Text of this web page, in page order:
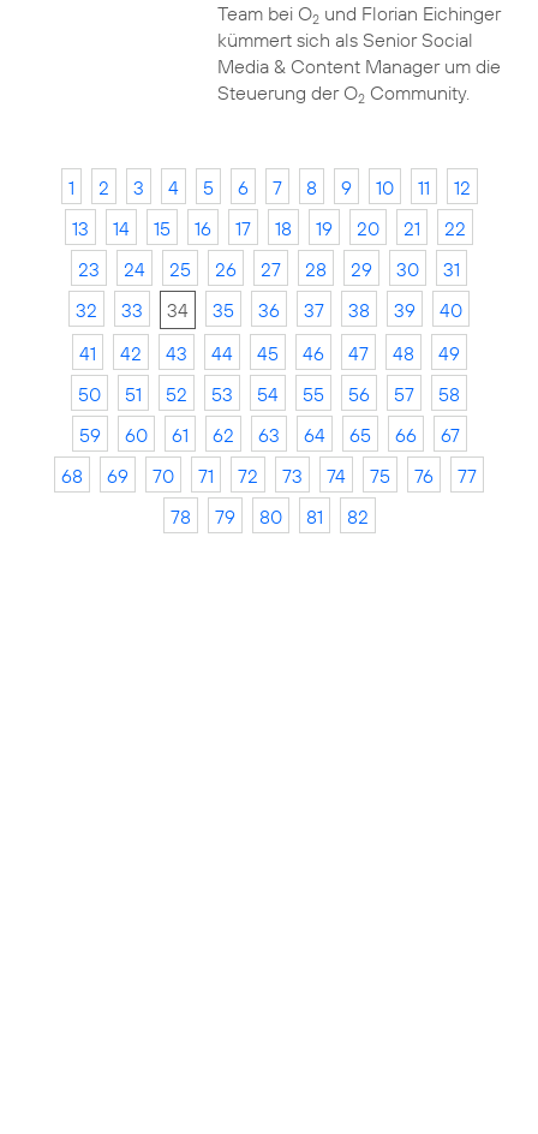
Team bei O2und Florian Eichinger
kümmert sich als Senior Social
Media & Content Manager um die
Steuerung der O2Community.
1 2 3 4 5 6 7 8 9 10 11
12
13
14 15 16 17 18 19 20 21
22
23
24 25 26 27 28 29 30
31
32
33 34 35 36 37 38 39
40
41
42 43 44 45 46 47 48
49
50
51 52 53 54 55 56 57
58
59
60 61 62 63 64 65 66
67
68
69 70 71 72 73 74 75 76
77
78
79 80 81 82